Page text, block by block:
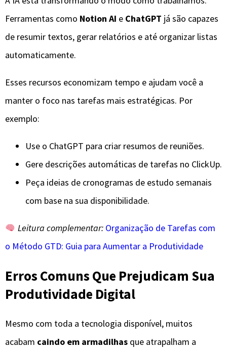
Ferramentas como Notion AI e ChatGPT já são capazes
de resumir textos, gerar relatórios e até organizar listas
automaticamente.
Esses recursos economizam tempo e ajudam você a
manter o foco nas tarefas mais estratégicas. Por
exemplo:
Use o ChatGPT para criar resumos de reuniões.
Gere descrições automáticas de tarefas no ClickUp.
Peça ideias de cronogramas de estudo semanais
com base na sua disponibilidade.
Leitura complementar: Organização de Tarefas com
o Método GTD: Guia para Aumentar a Produtividade
Erros Comuns Que Prejudicam Sua
Produtividade Digital
Mesmo com toda a tecnologia disponível, muitos
acabam caindo em armadilhas que atrapalham a